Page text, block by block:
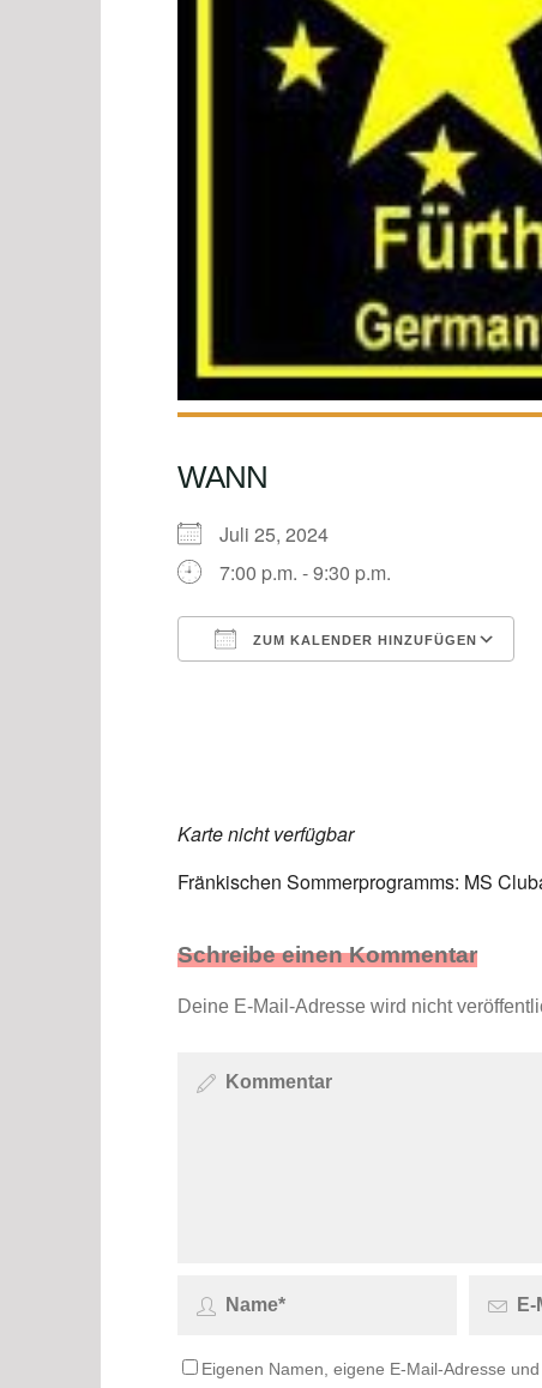
WANN
Juli 25, 2024
7:00 p.m. - 9:30 p.m.
ZUM KALENDER HINZUFÜGEN
Karte nicht verfügbar
Fränkischen Sommerprogramms: MS
Schreibe einen Kommentar
Deine E-Mail-Adresse wird nicht
Eigenen Namen, eigene E-Mail-Adresse